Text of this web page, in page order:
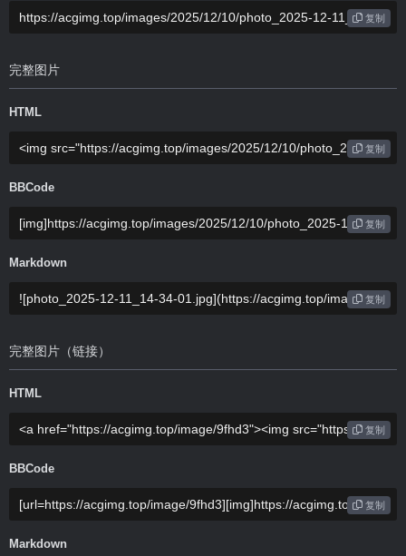
复制
完整图片
HTML
复制
BBCode
复制
Markdown
复制
完整图片（链接）
HTML
复制
BBCode
复制
Markdown